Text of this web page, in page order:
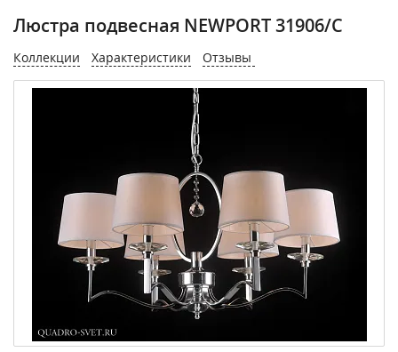
Люстра подвесная NEWPORT 31906/С
Коллекции Характеристики Отзывы